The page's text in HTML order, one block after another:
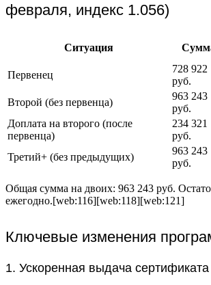
февраля, индекс 1.056)
Ситуация
Первенец
728 922
руб.
Второй (без первенца)
963 243
руб.
Доплата на второго (после
первенца)
234 321
руб.
Третий+ (без предыдущих)
963 243
руб.
Общая сумма на двоих: 963 243 руб.
ежегодно.[web:116][web:118][web:121]
Ключевые изменения
1. Ускоренная выдача сертификата